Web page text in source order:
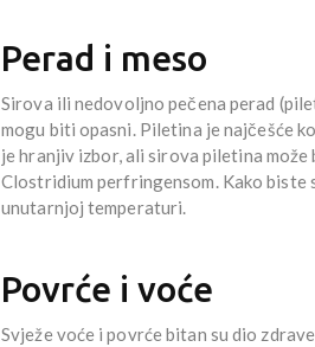
Perad i meso
Sirova ili nedovoljno pečena perad
mogu biti opasni. Piletina je najčešće
je hranjiv izbor, ali sirova piletina
Clostridium perfringensom. Kako biste
unutarnjoj temperaturi.
Povrće i voće
Svježe voće i povrće bitan su dio